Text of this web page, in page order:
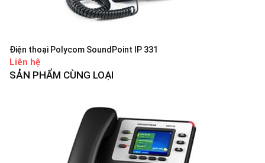
Điện thoại Polycom SoundPoint IP 331
Liên hệ
SẢN PHẨM CÙNG LOẠI